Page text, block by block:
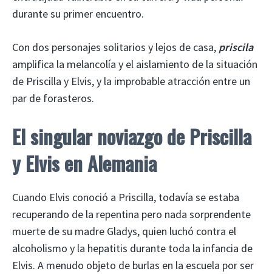
durante su primer encuentro.
Con dos personajes solitarios y lejos de casa, priscila
amplifica la melancolía y el aislamiento de la situación
de Priscilla y Elvis, y la improbable atracción entre un
par de forasteros.
El singular noviazgo de Priscilla
y Elvis en Alemania
Cuando Elvis conoció a Priscilla, todavía se estaba
recuperando de la repentina pero nada sorprendente
muerte de su madre Gladys, quien luchó contra el
alcoholismo y la hepatitis durante toda la infancia de
Elvis. A menudo objeto de burlas en la escuela por ser